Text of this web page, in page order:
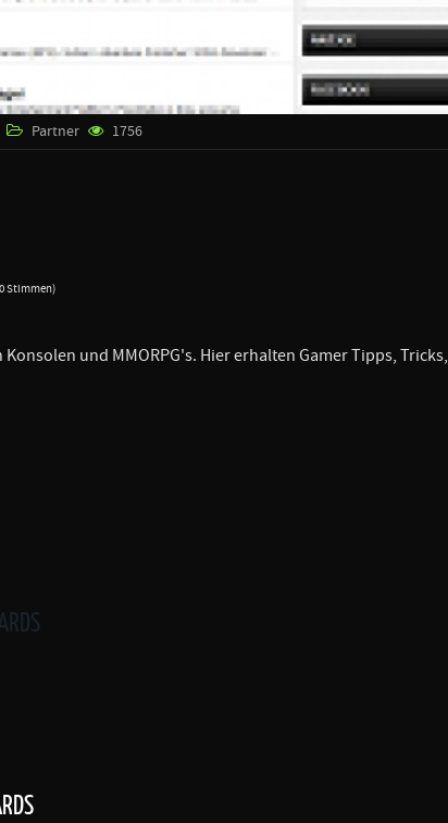
Partner 1756
Stimmen)
und MMORPG's. Hier erhalten Gamer Tipps, Tricks,